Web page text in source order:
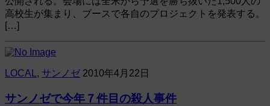
高校生が集まり、ブースで各自のプロジェクトを発表する。
[…]
LOCAL , サンノゼ 2010年4月22日
サンノゼで今年７件目の殺人事件